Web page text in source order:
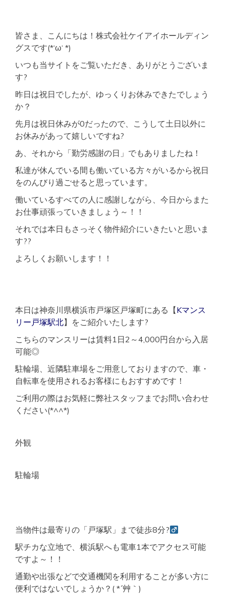
良
好
オ
ト
ク
単
身
向
け
物
件
皆さま、こんにちは！株式会社ケイアイホールディン
グスです(*‘ω‘ *)
いつも当サイトをご覧いただき、ありがとうございま
す?
昨日は祝日でしたが、ゆっくりお休みできたでしょう
か？
先月は祝日休みが0だったので、こうして土日以外に
お休みがあって嬉しいですね?
あ、それから「勤労感謝の日」でもありましたね！
私達が休んでいる間も働いている方々がいるから祝日
をのんびり過ごせると思っています。
働いているすべての人に感謝しながら、今日からまた
お仕事頑張っていきましょう～！！
それでは本日もさっそく物件紹介にいきたいと思いま
す??
よろしくお願いします！！
本日は神奈川県横浜市戸塚区戸塚町にある【Kマンス
リー戸塚駅北】をご紹介いたします?
こちらのマンスリーは賃料1日2～4,000円台から入居
可能◎
駐輪場、近隣駐車場をご用意しておりますので、車・
自転車を使用されるお客様にもおすすめです！
ご利用の際はお気軽に弊社スタッフまでお問い合わせ
ください(*^^*)
外観
駐輪場
当物件は最寄りの「戸塚駅」まで徒歩8分?‍
駅チカな立地で、横浜駅へも電車1本でアクセス可能
ですよ～！！
通勤や出張などで交通機関を利用することが多い方に
便利ではないでしょうか？( *´艸｀)